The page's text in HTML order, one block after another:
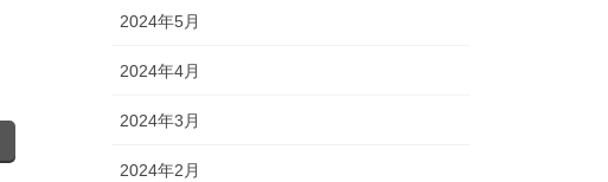
2024年5月
2024年4月
2024年3月
2024年2月